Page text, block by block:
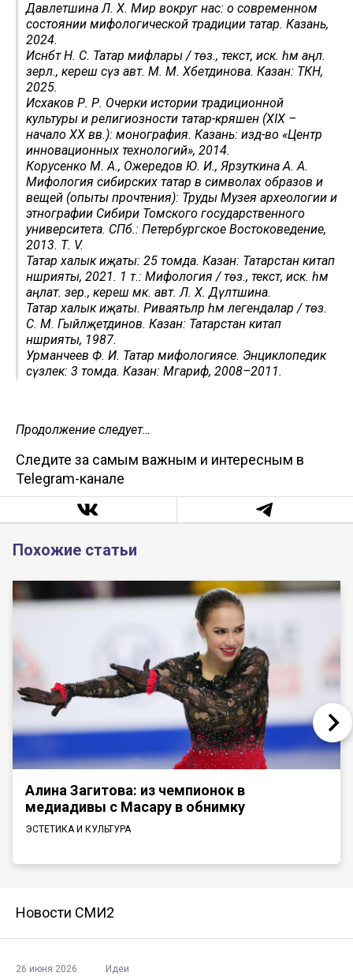
Давлетшина Л. Х. Мир вокруг нас: о современном
состоянии мифологической традиции татар. Казань,
2024.
Исәнбәт Н. С. Татар мифлары / төз., текст, иск. һәм аңл.
әзерл., кереш сүз авт. М. М. Хәбетдинова. Казан: ТКН,
2025.
Исхаков Р. Р. Очерки истории традиционной
культуры и религиозности татар-кряшен (XIX –
начало ХХ вв.): монография. Казань: изд-во «Центр
инновационных технологий», 2014.
Корусенко М. А., Ожередов Ю. И., Ярзуткина А. А.
Мифология сибирских татар в символах образов и
вещей (опыты прочтения): Труды Музея археологии и
этнографии Сибири Томского государственного
университета. СПб.: Петербургское Востоковедение,
2013. Т. V.
Татар халык иҗаты: 25 томда. Казан: Татарстан китап
нәшрияты, 2021. 1 т.: Мифология / төз., текст, иск. һәм
аңлат. әзер., кереш мәк. авт. Л. Х. Дәүләтшина.
Татар халык иҗаты. Риваятьләр һәм легендалар / төз.
С. М. Гыйләҗетдинов. Казан: Татарстан китап
нәшрияты, 1987.
Урманчеев Ф. И. Татар мифологиясе. Энциклопедик
сүзлек: 3 томда. Казан: Мәгариф, 2008–2011.
Продолжение следует…
Следите за самым важным и интересным в
Telegram-канале
Похожие статьи
Алина Загитова: из чемпионок в
медиадивы с Масару в обнимку
ЭСТЕТИКА И КУЛЬТУРА
Новости СМИ2
26 июня 2026 Идеи